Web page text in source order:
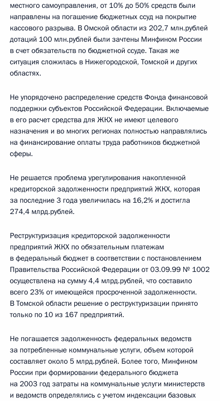
местного самоуправления, от 10% до 50% средств были
направлены на погашение бюджетных ссуд на покрытие
кассового разрыва. В Омской области из 202,7 млн.рублей
дотаций 100 млн.рублей были зачтены Минфином России
в счет обязательств по бюджетной ссуде. Такая же
ситуация сложилась в Нижегородской, Томской и других
областях.
Не упорядочено распределение средств Фонда финансовой
поддержки субъектов Российской Федерации. Включаемые
в его расчет средства для ЖКХ не имеют целевого
назначения и во многих регионах полностью направлялись
на финансирование оплаты труда работников бюджетной
сферы.
Не решается проблема урегулирования накопленной
кредиторской задолженности предприятий ЖКХ, которая
за последние 3 года увеличилась на 16,2% и достигла
274,4 млрд.рублей.
Реструктуризация кредиторской задолженности
предприятий ЖКХ по обязательным платежам
в федеральный бюджет в соответствии с постановлением
Правительства Российской Федерации от 03.09.99 № 1002
осуществлена на сумму 4,4 млрд.рублей, что составило
всего 23% от имеющейся просроченной задолженности.
В Томской области решение о реструктуризации принято
только по 10 из 167 предприятий.
Не погашается задолженность федеральных ведомств
за потребленные коммунальные услуги, объем которой
составляет около 5 млрд.рублей. Более того, Минфином
России при формировании федерального бюджета
на 2003 год затраты на коммунальные услуги министерств
и ведомств определялись с учетом индексации базовых